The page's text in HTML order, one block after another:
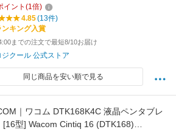
K98MOW 国内正規品 2年間無償保証
イント (1倍)
4.85(13件)
ンキング入賞
までの注文で最短8/10お届け
ジクール 公式ストア
同じ商品を安い順で見る
｜ワコム DTK168K4C 液晶ペンタブレ
[16型] Wacom Cintiq 16 (DTK168)